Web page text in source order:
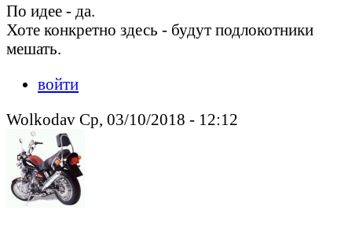
По идее - да.
Хоте конкретно здесь - будут подлокотники
мешать.
войти
Wolkodav Ср, 03/10/2018 - 12:12